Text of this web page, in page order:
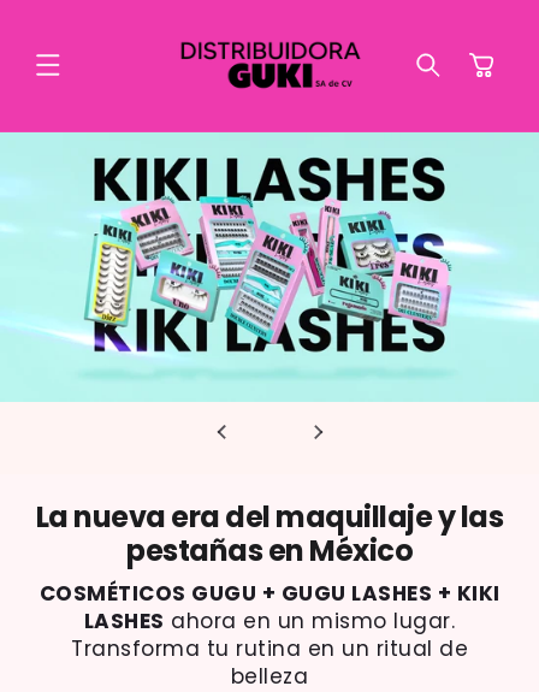
Carrito
La nueva era del maquillaje y las
pestañas en México
COSMÉTICOS GUGU + GUGU LASHES + KIKI
LASHES ahora en un mismo lugar.
Transforma tu rutina en un ritual de
belleza